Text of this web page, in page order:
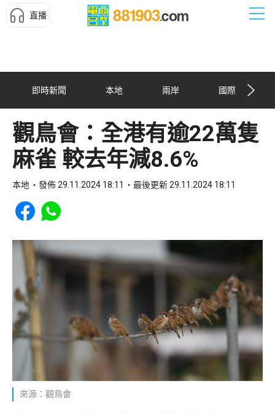
直播
即時新聞 本地 兩岸 國際
觀鳥會：全港有逾22萬隻
麻雀 較去年減8.6%
本地 發佈 29.11.2024 18:11 最後更新 29.11.2024 18:11
Share to Facebook
Share to WhatsApp
來源：觀鳥會